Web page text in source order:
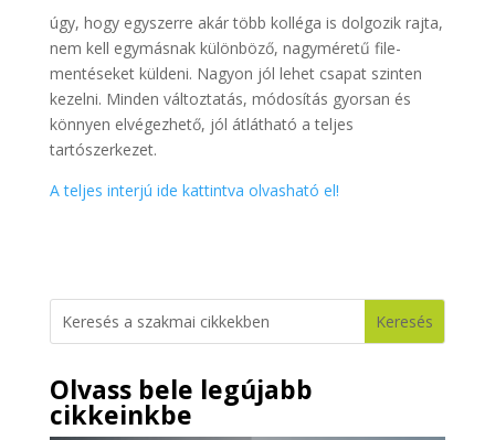
úgy, hogy egyszerre akár több kolléga is dolgozik rajta,
nem kell egymásnak különböző, nagyméretű file-
mentéseket küldeni. Nagyon jól lehet csapat szinten
kezelni. Minden változtatás, módosítás gyorsan és
könnyen elvégezhető, jól átlátható a teljes
tartószerkezet.
A teljes interjú ide kattintva olvasható el!
Olvass bele legújabb
cikkeinkbe